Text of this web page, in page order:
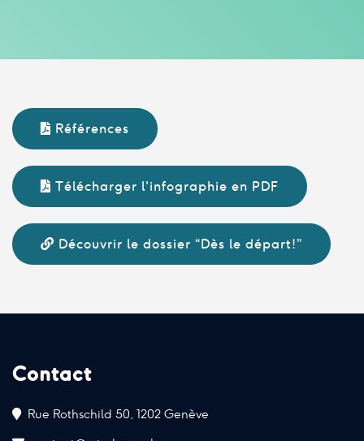
Références
Télécharger l'infographie en PDF
Découvrir le dossier “Dès le départ!”
Contact
Rue Rothschild 50, 1202 Genève